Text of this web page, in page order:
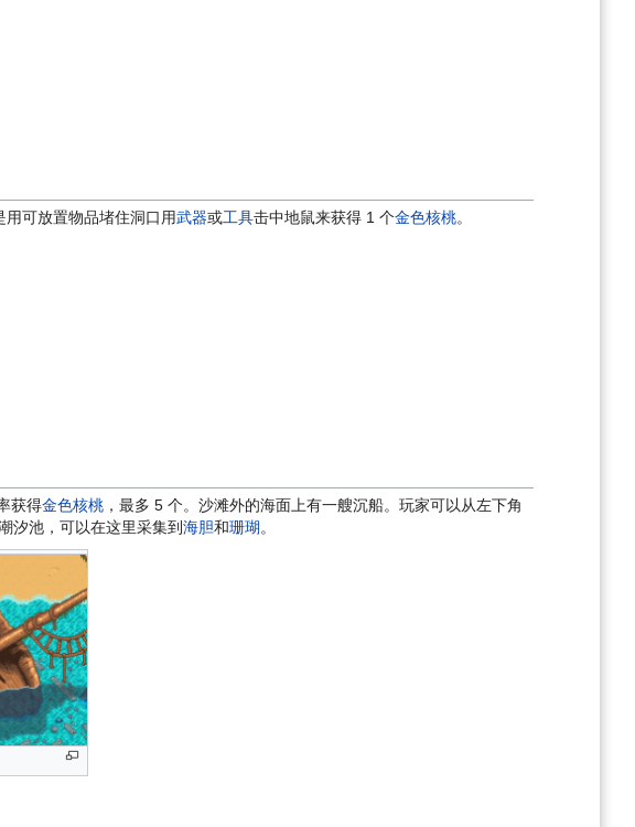
用可放置物品堵住洞口用武器或工具击中地鼠来获得 1 个金色核桃。
获得金色核桃 ，最多 5 个。沙滩外的海面上有一艘沉船。玩家可以从左下角
汐池，可以在这里采集到海胆和珊瑚。